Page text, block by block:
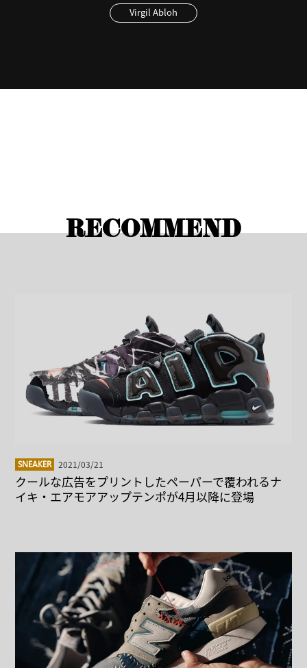
Virgil Abloh
RECOMMEND
SNEAKER 2021/03/21
クールな広告をプリントしたペーパーで覆われるナ
イキ・エアモアアップテンポが4月以降に登場